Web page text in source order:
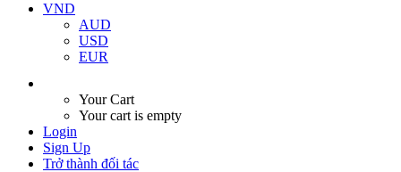
VND
AUD
USD
EUR
Your Cart
Your cart is empty
Login
Sign Up
Trở thành đối tác